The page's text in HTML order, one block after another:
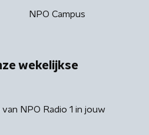
NPO Campus
wekelijkse
NPO Radio 1 in jouw